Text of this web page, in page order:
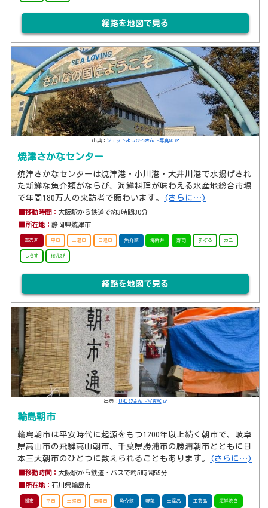
経路を地図で見る
出典： ジェットよしひろさん -写真AC
焼津さかなセンター
焼津さかなセンターは焼津港・小川港・大井川港で水揚げされ
た新鮮な魚介類がならび、海鮮料理が味わえる水産地総合市場
で年間180万人の来訪者で賑わいます。
(さらに…)
■移動時間： 大阪駅から鉄道で約3時間30分
■所在地：静岡県焼津市
直売所 平日 土曜日 日曜日 魚介類 海鮮丼 寿司 まぐろ カニ
しらす 桜えび
経路を地図で見る
出典： けむぴさん -写真AC
輪島朝市
輪島朝市は平安時代に起源をもつ1200年以上続く朝市で、岐阜
県高山市の飛騨高山朝市、千葉県勝浦市の勝浦朝市とともに日
本三大朝市のひとつに数えられることもあります。
(さらに…)
■移動時間： 大阪駅から鉄道・バスで約5時間55分
■所在地：石川県輪島市
朝市 平日 土曜日 日曜日 魚介類 野菜 土産品 工芸品 海鮮焼き